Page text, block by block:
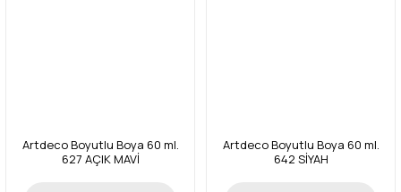
Artdeco Boyutlu Boya 60 ml.
627 AÇIK MAVİ
Artdeco Boyutlu Boya 60 ml.
642 SİYAH